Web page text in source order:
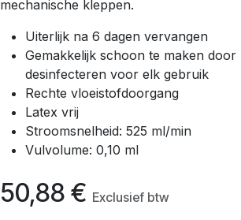
mechanische kleppen.
Uiterlijk na 6 dagen vervangen
Gemakkelijk schoon te maken
desinfecteren voor elk gebruik
Rechte vloeistofdoorgang
Latex vrij
Stroomsnelheid: 525 ml/min
Vulvolume: 0,10 ml
50,88 € Exclusief btw